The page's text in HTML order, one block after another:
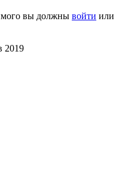
вы должны войти или
2019